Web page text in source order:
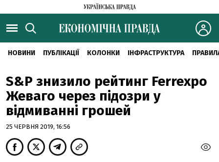
НОВИНИ ПУБЛІКАЦІЇ КОЛОНКИ ІНФРАСТРУКТУРА
S&P знизило рейтинг Ferrexpo
Жеваго через підозри у
відмиванні грошей
25 ЧЕРВНЯ 2019, 16:56